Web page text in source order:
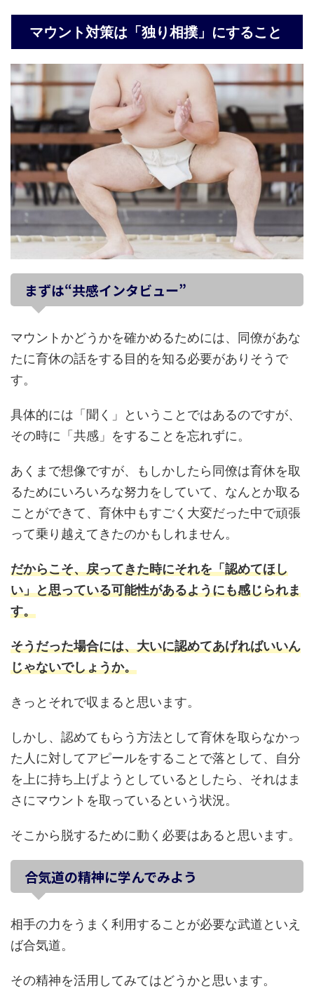
マウント対策は「独り相撲」にすること
まずは“共感インタビュー”
マウントかどうかを確かめるためには、同僚があな
たに育休の話をする目的を知る必要がありそうで
す。
具体的には「聞く」ということではあるのですが、
その時に「共感」をすることを忘れずに。
あくまで想像ですが、もしかしたら同僚は育休を取
るためにいろいろな努力をしていて、なんとか取る
ことができて、育休中もすごく大変だった中で頑張
って乗り越えてきたのかもしれません。
だからこそ、戻ってきた時にそれを「認めてほし
い」と思っている可能性があるようにも感じられま
す。
そうだった場合には、大いに認めてあげればいいん
じゃないでしょうか。
きっとそれで収まると思います。
しかし、認めてもらう方法として育休を取らなかっ
た人に対してアピールをすることで落として、自分
を上に持ち上げようとしているとしたら、それはま
さにマウントを取っているという状況。
そこから脱するために動く必要はあると思います。
合気道の精神に学んでみよう
相手の力をうまく利用することが必要な武道といえ
ば合気道。
その精神を活用してみてはどうかと思います。